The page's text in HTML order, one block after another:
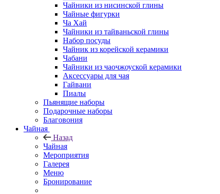
Чайники из нисинской глины
Чайные фигурки
Ча Хай
Чайники из тайваньской глины
Набор посуды
Чайник из корейской керамики
Чабани
Чайники из чаочжоуской керамики
Аксессуары для чая
Гайвани
Пиалы
Пьянящие наборы
Подарочные наборы
Благовония
Чайная
Назад
Чайная
Мероприятия
Галерея
Меню
Бронирование